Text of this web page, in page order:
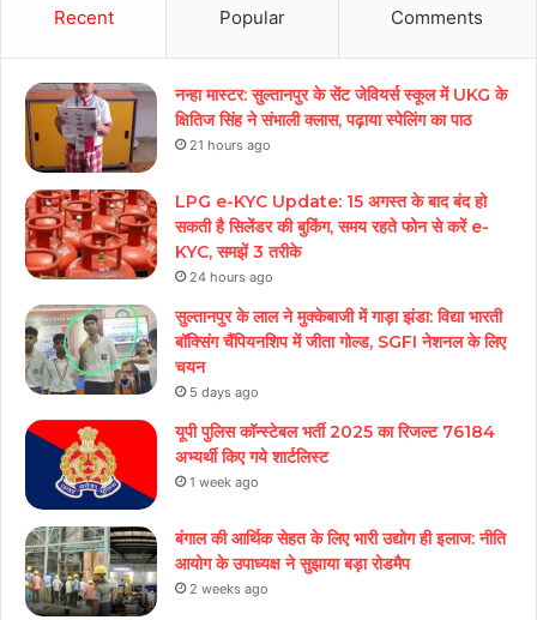
Recent Popular Comments
नन्हा मास्टर: सुल्तानपुर के सेंट जेवियर्स स्कूल में UKG के
क्षितिज सिंह ने संभाली क्लास, पढ़ाया स्पेलिंग का पाठ
21 hours ago
LPG e-KYC Update: 15 अगस्त के बाद बंद हो
सकती है सिलेंडर की बुकिंग, समय रहते फोन से करें e-
KYC, समझें 3 तरीके
24 hours ago
सुल्तानपुर के लाल ने मुक्केबाजी में गाड़ा झंडा: विद्या भारती
बॉक्सिंग चैंपियनशिप में जीता गोल्ड, SGFI नेशनल के लिए
चयन
5 days ago
यूपी पुलिस कॉन्स्टेबल भर्ती 2025 का रिजल्ट 76184
अभ्यर्थी किए गये शार्टलिस्ट
1 week ago
बंगाल की आर्थिक सेहत के लिए भारी उद्योग ही इलाज: नीत‌ि
आयोग के उपाध्यक्ष ने सुझाया बड़ा रोडमैप
2 weeks ago